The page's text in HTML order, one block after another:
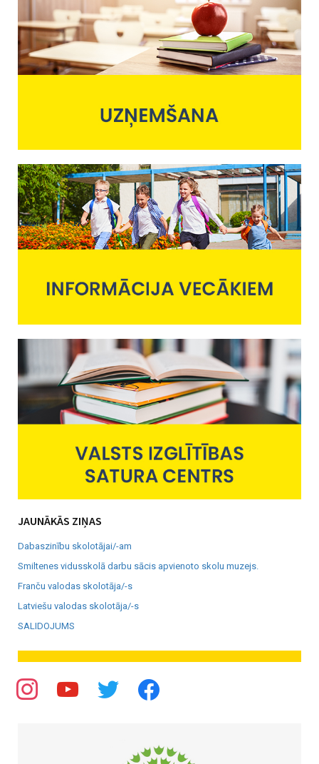
JAUNĀKĀS ZIŅAS
Dabaszinību skolotājai/-am
Smiltenes vidusskolā darbu sācis apvienoto skolu muzejs.
Franču valodas skolotāja/-s
Latviešu valodas skolotāja/-s
SALIDOJUMS